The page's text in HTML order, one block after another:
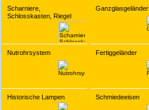
Scharniere,
Schlosskasten, Riegel
Ganzglasgeländer
Nutrohrsystem Fertiggeländer
Historische Lampen Schmiedeeisen